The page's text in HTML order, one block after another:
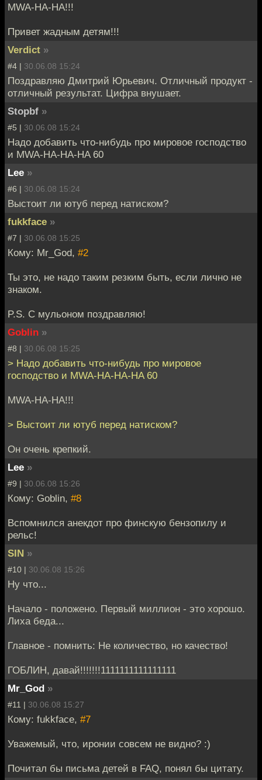
MWA-HA-HA!!!
Привет жадным детям!!!
Verdict »
#4 | 30.06.08 15:24
Поздравляю Дмитрий Юрьевич. Отличный продукт -
отличный результат. Цифра внушает.
Stopbf »
#5 | 30.06.08 15:24
Надо добавить что-нибудь про мировое господство
и MWA-HA-HA-HA 60
Lee »
#6 | 30.06.08 15:24
Выстоит ли ютуб перед натиском?
fukkface »
#7 | 30.06.08 15:25
Кому: Mr_God, #2
Ты это, не надо таким резким быть, если лично не
знаком.
P.S. С мульоном поздравляю!
Goblin »
#8 | 30.06.08 15:25
> Надо добавить что-нибудь про мировое
господство и MWA-HA-HA-HA 60
MWA-HA-HA!!!
> Выстоит ли ютуб перед натиском?
Он очень крепкий.
Lee »
#9 | 30.06.08 15:26
Кому: Goblin, #8
Вспомнился анекдот про финскую бензопилу и
рельс!
SIN »
#10 | 30.06.08 15:26
Ну что...
Начало - положено. Первый миллион - это хорошо.
Лиха беда...
Главное - помнить: Не количество, но качество!
ГОБЛИН, давай!!!!!!!1111111111111111
Mr_God »
#11 | 30.06.08 15:27
Кому: fukkface, #7
Уважемый, что, иронии совсем не видно? :)
Почитал бы письма детей в FAQ, понял бы цитату.